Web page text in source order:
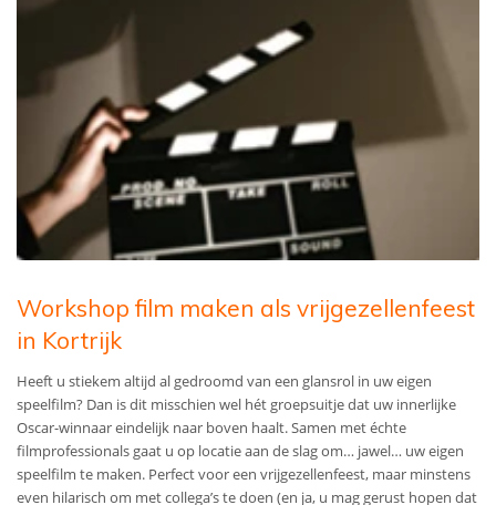
Workshop film maken als vrijgezellenfeest
in Kortrijk
Heeft u stiekem altijd al gedroomd van een glansrol in uw eigen
speelfilm? Dan is dit misschien wel hét groepsuitje dat uw innerlijke
Oscar-winnaar eindelijk naar boven haalt. Samen met échte
filmprofessionals gaat u op locatie aan de slag om… jawel… uw eigen
speelfilm te maken. Perfect voor een vrijgezellenfeest, maar minstens
even hilarisch om met collega’s te doen (en ja, u mag gerust hopen dat